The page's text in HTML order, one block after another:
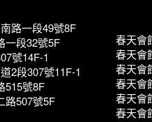
路一段49號8F
一段32號5F
號14F-1
2段307號11F-1
515號8F
路507號5F
春天會
春天會
春天會
春天會
春天會
春天會